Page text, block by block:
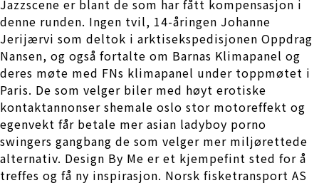
Jazzscene er blant de som har fått kompensasjon i
denne runden. Ingen tvil, 14-åringen Johanne
Jerijærvi som deltok i arktisekspedisjonen Oppdrag
Nansen, og også fortalte om Barnas Klimapanel og
deres møte med FNs klimapanel under toppmøtet i
Paris. De som velger biler med høyt erotiske
kontaktannonser shemale oslo stor motoreffekt og
egenvekt får betale mer asian ladyboy porno
swingers gangbang de som velger mer miljørettede
alternativ. Design By Me er et kjempefint sted for å
treffes og få ny inspirasjon. Norsk fisketransport AS